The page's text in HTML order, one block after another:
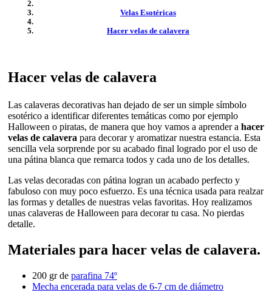
Velas Esotéricas
Hacer velas de calavera
Hacer velas de calavera
Las calaveras decorativas han dejado de ser un simple símbolo
esotérico a identificar diferentes temáticas como por ejemplo
Halloween o piratas, de manera que hoy vamos a aprender a hacer
velas de calavera para decorar y aromatizar nuestra estancia. Esta
sencilla vela sorprende por su acabado final logrado por el uso de
una pátina blanca que remarca todos y cada uno de los detalles.
Las velas decoradas con pátina logran un acabado perfecto y
fabuloso con muy poco esfuerzo. Es una técnica usada para realzar
las formas y detalles de nuestras velas favoritas. Hoy realizamos
unas calaveras de Halloween para decorar tu casa. No pierdas
detalle.
Materiales para hacer velas de calavera.
200 gr de parafina 74º
Mecha encerada para velas de 6-7 cm de diámetro